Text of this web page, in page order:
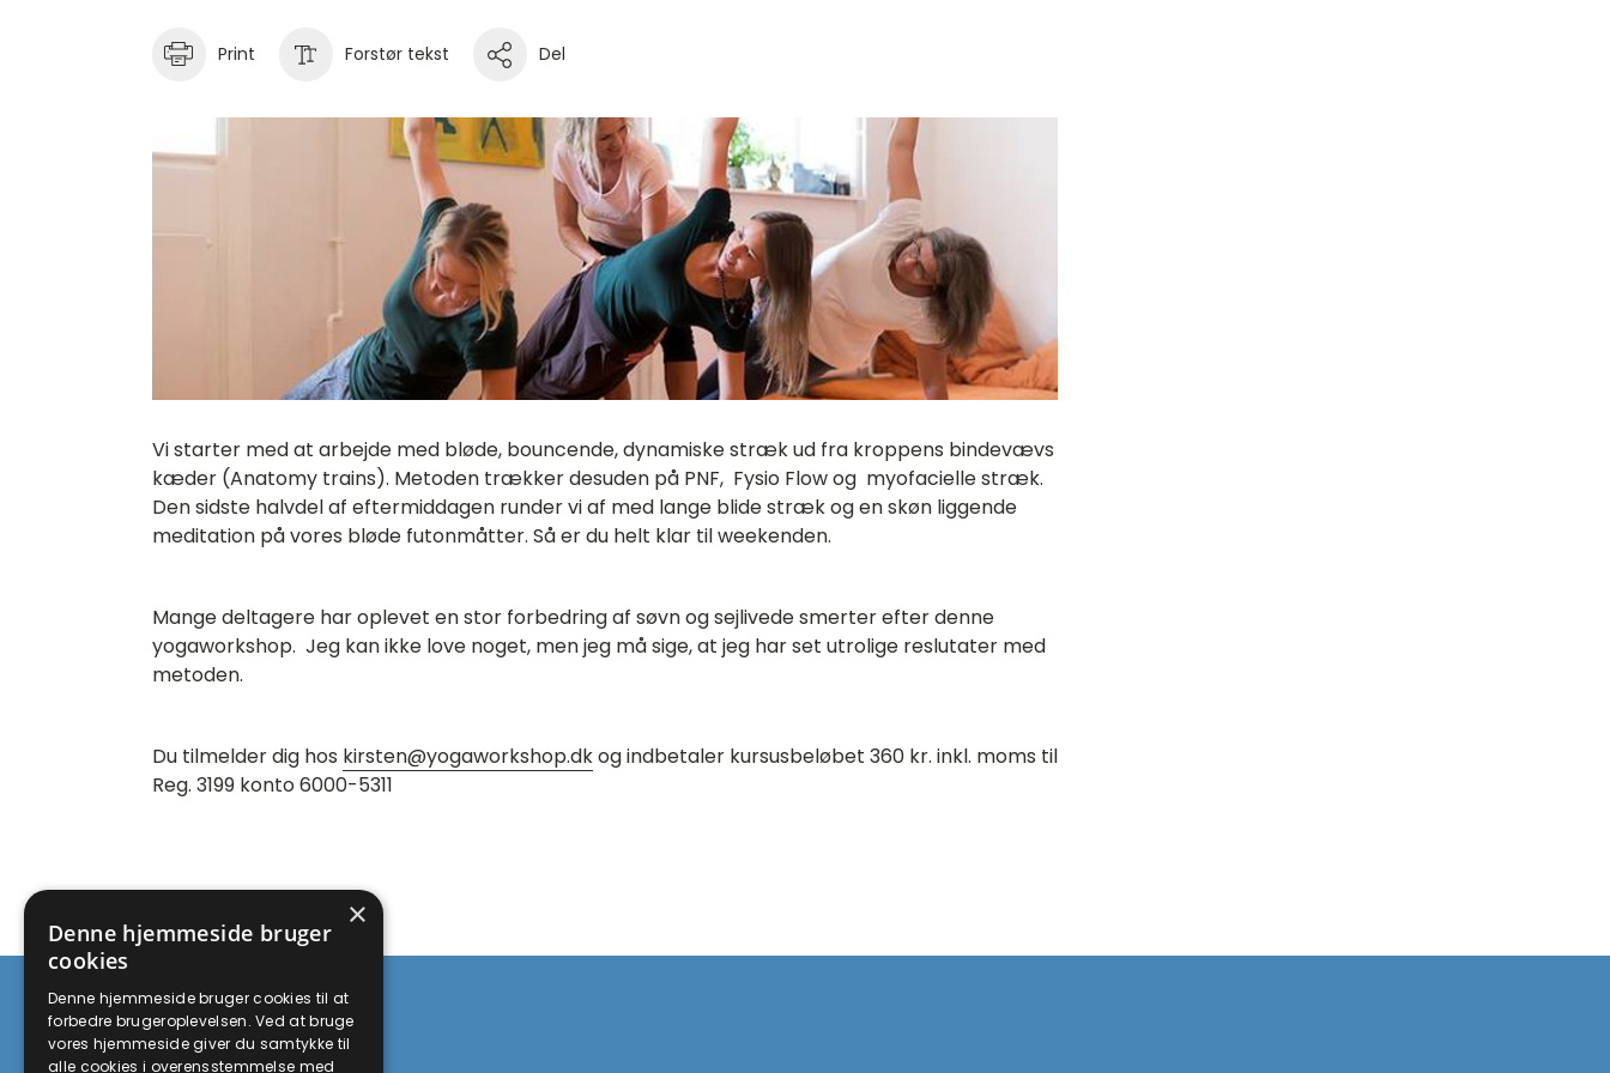
Print Forstør tekst Del
Vi starter med at arbejde med bløde, bouncende, dynamiske stræk ud fra kroppens bindevævs
kæder (Anatomy trains). Metoden trækker desuden på PNF, Fysio Flow og myofacielle stræk.
Den sidste halvdel af eftermiddagen runder vi af med lange blide stræk og en skøn liggende
meditation på vores bløde futonmåtter. Så er du helt klar til weekenden.
Mange deltagere har oplevet en stor forbedring af søvn og sejlivede smerter efter denne
yogaworkshop. Jeg kan ikke love noget, men jeg må sige, at jeg har set utrolige reslutater med
metoden.
Du tilmelder dig hos kirsten@yogaworkshop.dkog indbetaler kursusbeløbet 360 kr. inkl. moms til
Reg. 3199 konto 6000-5311
×
Denne hjemmeside bruger
cookies
Denne hjemmeside bruger cookies til at
forbedre brugeroplevelsen. Ved at bruge
vores hjemmeside giver du samtykke til
alle cookies i overensstemmelse med